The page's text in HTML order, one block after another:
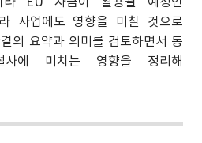
사업에도 영향을 미칠 것으로
의 요약과 의미를 검토하면서 동
사에 미치는 영향을 정리해